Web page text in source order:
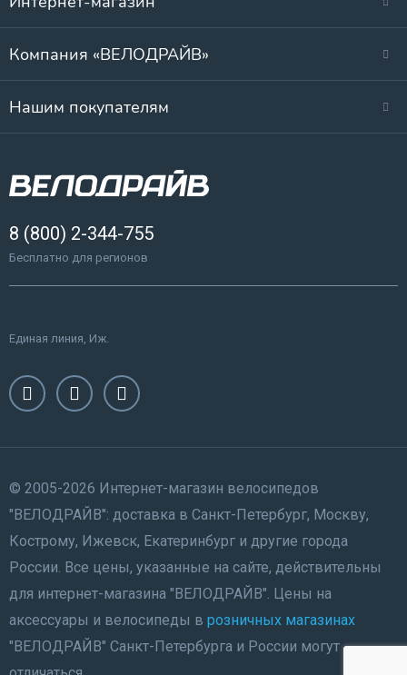
Компания «ВЕЛОДРАЙВ»
Нашим покупателям
8 (800) 2-344-755
Бесплатно для регионов
Единая линия, Иж.
© 2005-2026 Интернет-магазин велосипедов
"ВЕЛОДРАЙВ": доставка в Санкт-Петербург, Москву,
Кострому, Ижевск, Екатеринбург и другие города
России. Все цены, указанные на сайте, действительны
для интернет-магазина "ВЕЛОДРАЙВ". Цены на
аксессуары и велосипеды в розничных магазинах
"ВЕЛОДРАЙВ" Санкт-Петербурга и России могут